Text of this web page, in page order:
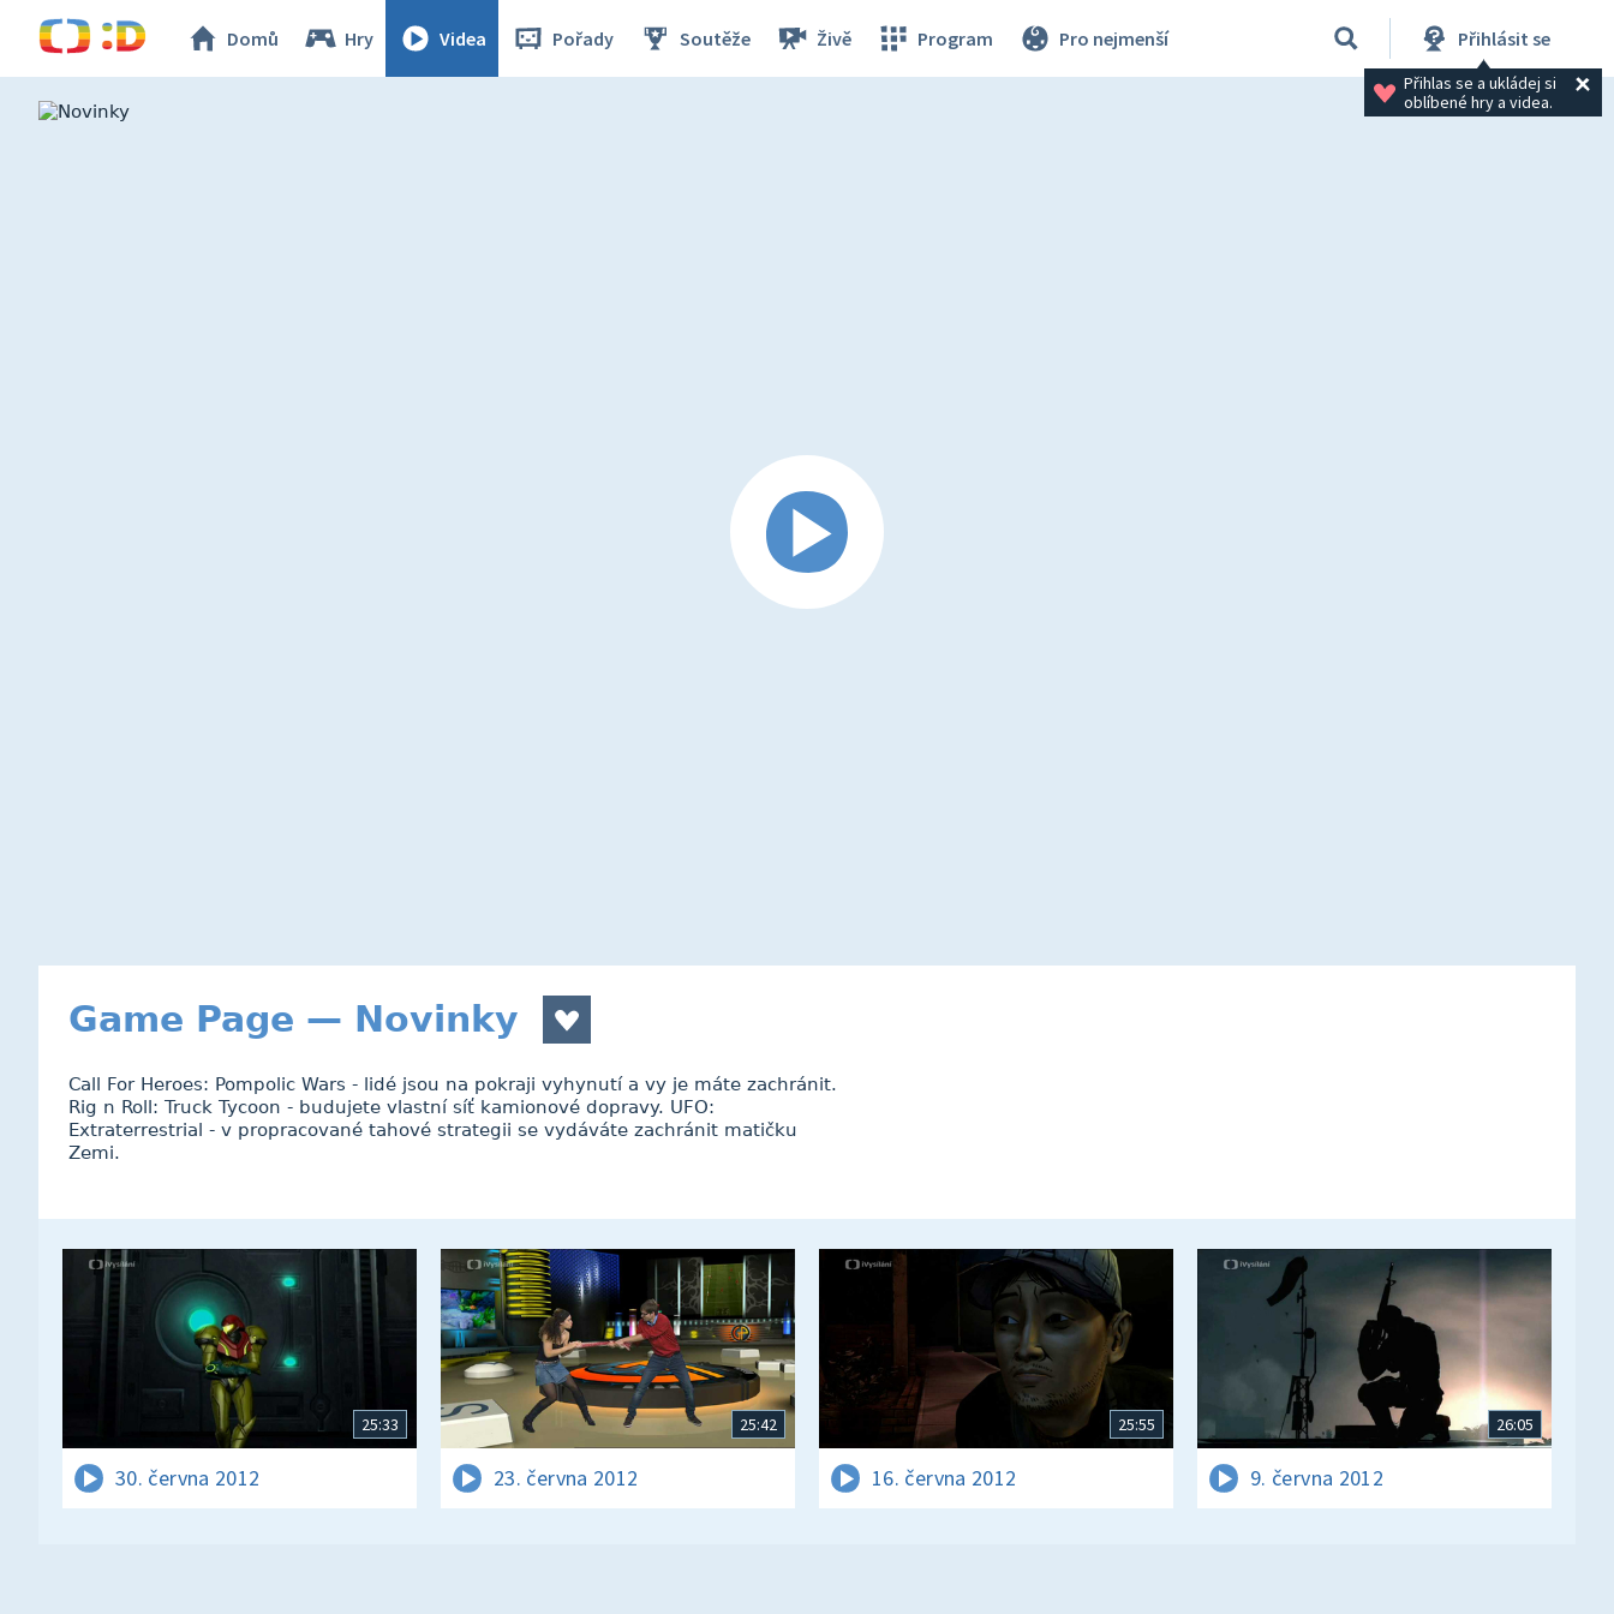
Domů Hry Videa Pořady Soutěže Živě Program Pro nejmenší Přihlásit se
Přihlas se a ukládej si
oblíbené hry a videa.
Game Page — Novinky
Call For Heroes: Pompolic Wars - lidé jsou na pokraji vyhynutí a vy je máte zachránit.
Rig n Roll: Truck Tycoon - budujete vlastní síť kamionové dopravy. UFO:
Extraterrestrial - v propracované tahové strategii se vydáváte zachránit matičku
Zemi.
25:33
30. června 2012
25:42
23. června 2012
25:55
16. června 2012
26:05
9. června 2012